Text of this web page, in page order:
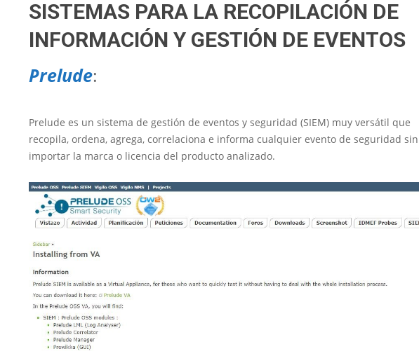
SISTEMAS PARA LA RECOPILACIÓN DE
INFORMACIÓN Y GESTIÓN DE EVENTOS
Prelude:
Prelude es un sistema de gestión de eventos y seguridad (SIEM) muy versátil que
recopila, ordena, agrega, correlaciona e informa cualquier evento de seguridad sin
importar la marca o licencia del producto analizado.